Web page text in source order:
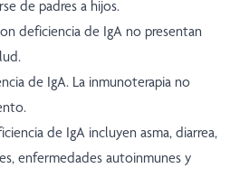
de padres a hijos.
deficiencia de IgA no presentan
de IgA. La inmunoterapia no
de IgA incluyen asma, diarrea,
enfermedades autoinmunes y